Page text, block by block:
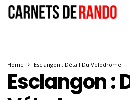
Home Esclangon : Détail Du Vélodrome
Esclangon :